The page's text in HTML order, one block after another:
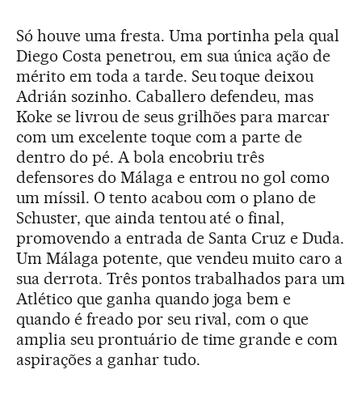
Só houve uma fresta. Uma portinha pela qual
Diego Costa penetrou, em sua única ação de
mérito em toda a tarde. Seu toque deixou
Adrián sozinho. Caballero defendeu, mas
Koke se livrou de seus grilhões para marcar
com um excelente toque com a parte de
dentro do pé. A bola encobriu três
defensores do Málaga e entrou no gol como
um míssil. O tento acabou com o plano de
Schuster, que ainda tentou até o final,
promovendo a entrada de Santa Cruz e Duda.
Um Málaga potente, que vendeu muito caro a
sua derrota. Três pontos trabalhados para um
Atlético que ganha quando joga bem e
quando é freado por seu rival, com o que
amplia seu prontuário de time grande e com
aspirações a ganhar tudo.